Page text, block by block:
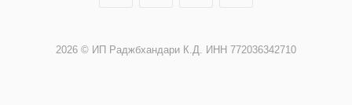
2026 © ИП Раджбхандари К.Д. ИНН 772036342710